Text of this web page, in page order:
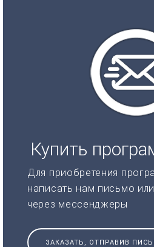
Купить
Для приобретения
написать нам письмо
через мессенджеры
ЗАКАЗАТЬ, ОТПРАВИВ